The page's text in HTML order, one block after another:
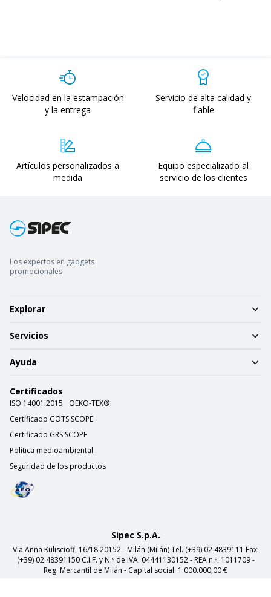
Velocidad en la estampación
y la entrega
Servicio de alta calidad y
fiable
Artículos personalizados a
medida
Equipo especializado al
servicio de los clientes
Los expertos en gadgets
promocionales
Explorar
Servicios
Ayuda
Certificados
ISO 14001:2015
OEKO-TEX®
Certificado GOTS SCOPE
Certificado GRS SCOPE
Política medioambiental
Seguridad de los productos
Sipec S.p.A.
Via Anna Kuliscioff, 16/18 20152 - Milán (Milán) Tel. (+39) 02 4839111 Fax.
(+39) 02 48391150 C.I.F. y N.º de IVA: 04441130152 - REA n.º: 1011709 -
Reg. Mercantil de Milán - Capital social: 1.000.000,00 €